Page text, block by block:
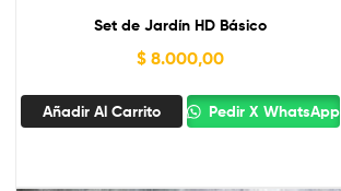
Set de Jardín HD Básico
$ 8.000,00
Añadir Al Carrito Pedir X WhatsApp